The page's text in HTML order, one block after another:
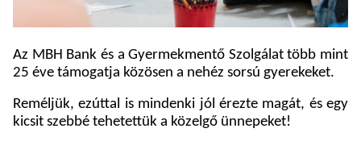
Az MBH Bank és a Gyermekmentő Szolgálat több mint
25 éve támogatja közösen a nehéz sorsú gyerekeket.
Reméljük, ezúttal is mindenki jól érezte magát, és egy
kicsit szebbé tehetettük a közelgő ünnepeket!